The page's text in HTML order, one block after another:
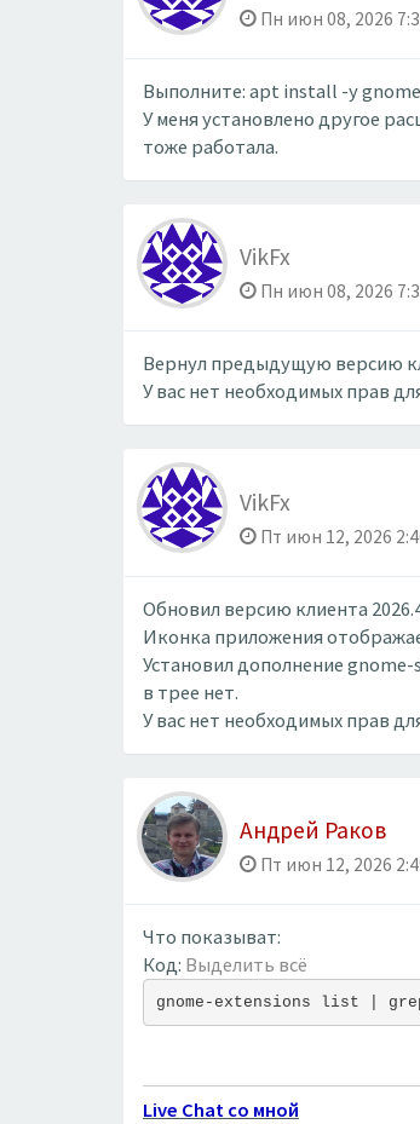
Пн июн 08, 2026
Выполните: apt install -y
У меня установлено другое
тоже работала.
VikFx
Пн июн 08, 2026
Вернул предыдущую версию
У вас нет необходимых прав
VikFx
Пт июн 12, 2026
Обновил версию клиента
Иконка приложения
Установил дополнение
в трее нет.
У вас нет необходимых прав
Андрей Раков
Пт июн 12, 2026
Что показыват:
Код: Выделить всё
gnome-extensions list |
Live Chat со мной